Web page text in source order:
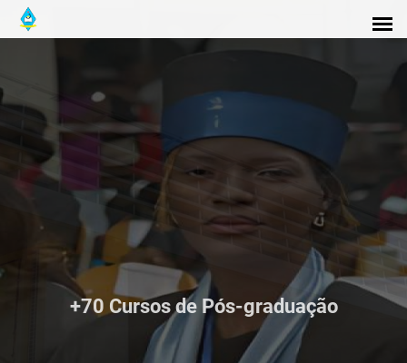
10 Unidades Orgânicas